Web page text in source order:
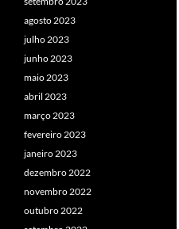
agosto 2023
julho 2023
junho 2023
maio 2023
abril 2023
março 2023
fevereiro 2023
janeiro 2023
dezembro 2022
novembro 2022
outubro 2022